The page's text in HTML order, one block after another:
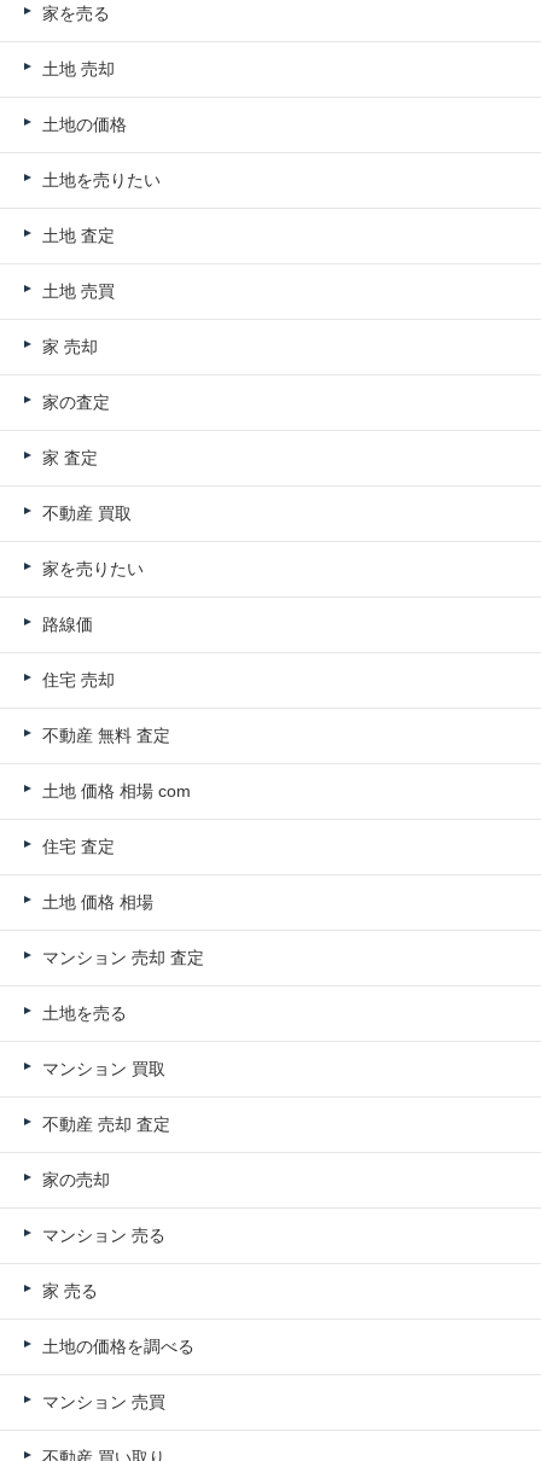
家を売る
土地 売却
土地の価格
土地を売りたい
土地 査定
土地 売買
家 売却
家の査定
家 査定
不動産 買取
家を売りたい
路線価
住宅 売却
不動産 無料 査定
土地 価格 相場 com
住宅 査定
土地 価格 相場
マンション 売却 査定
土地を売る
マンション 買取
不動産 売却 査定
家の売却
マンション 売る
家 売る
土地の価格を調べる
マンション 売買